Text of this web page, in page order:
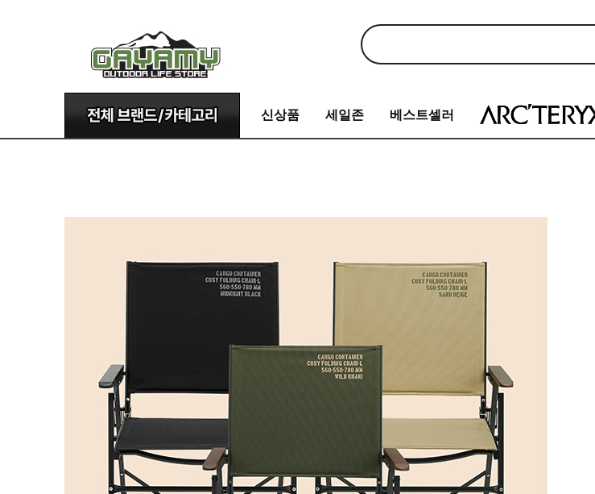
신상품 세일존 베스트셀러